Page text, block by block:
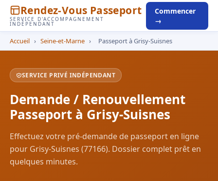
Rendez-Vous Passeport
SERVICE D'ACCOMPAGNEMENT
INDÉPENDANT
Commencer
→
Accueil › Seine-et-Marne › Passeport à Grisy-Suisnes
SERVICE PRIVÉ INDÉPENDANT
Demande / Renouvellement
Passeport à Grisy-Suisnes
Effectuez votre pré-demande de passeport en ligne
pour Grisy-Suisnes (77166). Dossier complet prêt en
quelques minutes.